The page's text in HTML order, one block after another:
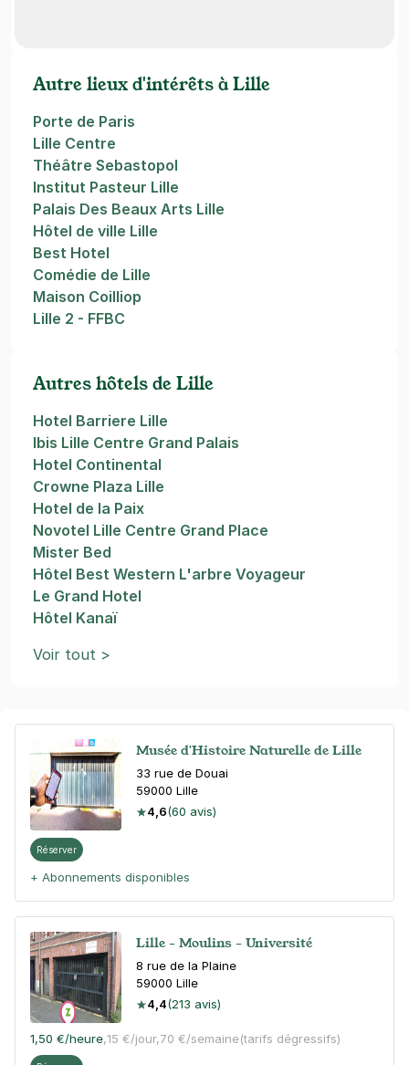
Musée d'Histoire Naturelle de Lille
33 rue de Douai
59000 Lille
4,6(60 avis)
Réserver
+ Abonnements disponibles
Lille - Moulins - Université
8 rue de la Plaine
59000 Lille
4,4(213 avis)
1,50 €/heure,15 €/jour,70 €/semaine(tarifs dégressifs)
Autre lieux d'intérêts à Lille
Porte de Paris
Lille Centre
Théâtre Sebastopol
Institut Pasteur Lille
Palais Des Beaux Arts Lille
Hôtel de ville Lille
Best Hotel
Comédie de Lille
Maison Coilliop
Lille 2 - FFBC
Autres hôtels de Lille
Hotel Barriere Lille
Ibis Lille Centre Grand Palais
Hotel Continental
Crowne Plaza Lille
Hotel de la Paix
Novotel Lille Centre Grand Place
Mister Bed
Hôtel Best Western L'arbre Voyageur
Le Grand Hotel
Hôtel Kanaï
Voir tout >